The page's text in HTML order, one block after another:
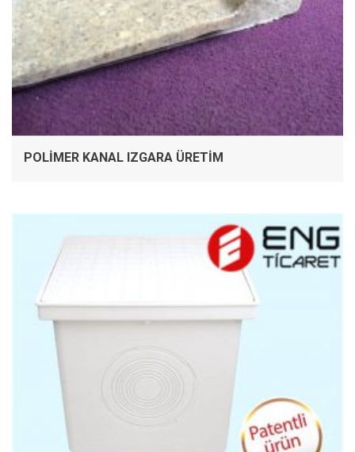
POLIMER KANAL IZGARA ÜRETIM